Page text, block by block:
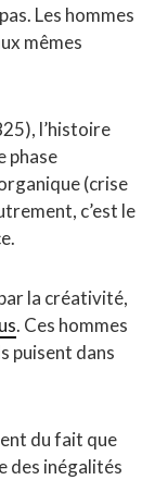
Les hommes
mêmes
l’histoire
phase
(crise
c’est le
la créativité,
. Ces hommes
puisent dans
du fait que
des inégalités